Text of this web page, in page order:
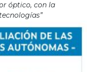
óptico, con la